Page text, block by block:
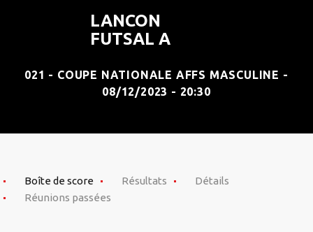
LANCON
FUTSAL A
021 - COUPE NATIONALE AFFS MASCULINE -
08/12/2023 - 20:30
Boîte de score Résultats
Détails
Réunions passées